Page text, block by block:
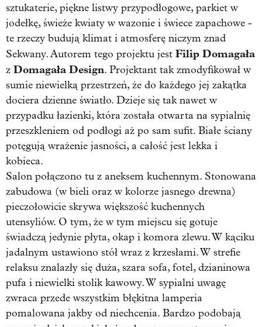
sztukaterie, piękne listwy przypodłogowe, parkiet w
jodełkę, świeże kwiaty w wazonie i świece zapachowe -
te rzeczy budują klimat i atmosferę niczym znad
Sekwany. Autorem tego projektu jest Filip Domagała
z Domagała Design. Projektant tak zmodyfikował w
sumie niewielką przestrzeń, że do każdego jej zakątka
dociera dzienne światło. Dzieje się tak nawet w
przypadku łazienki, która została otwarta na sypialnię
przeszkleniem od podłogi aż po sam sufit. Białe ściany
potęgują wrażenie jasności, a całość jest lekka i
kobieca.
Salon połączono tu z aneksem kuchennym. Stonowana
zabudowa (w bieli oraz w kolorze jasnego drewna)
pieczołowicie skrywa większość kuchennych
utensyliów. O tym, że w tym miejscu się gotuje
świadczą jedynie płyta, okap i komora zlewu. W kąciku
jadalnym ustawiono stół wraz z krzesłami. W strefie
relaksu znalazły się duża, szara sofa, fotel, dzianinowa
pufa i niewielki stolik kawowy. W sypialni uwagę
zwraca przede wszystkim błękitna lamperia
pomalowana jakby od niechcenia. Bardzo podobają